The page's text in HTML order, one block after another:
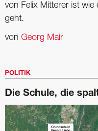
von Felix Mitterer ist wie
geht.
von Georg Mair
POLITIK
Die Schule, die